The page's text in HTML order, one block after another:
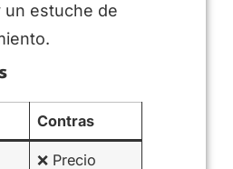
un estuche de
Contras
❌ Precio